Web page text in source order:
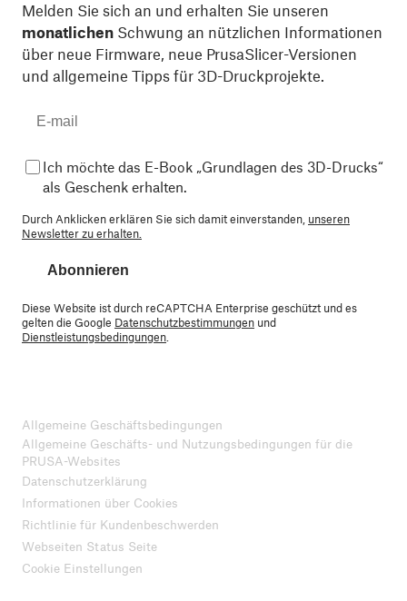
Melden Sie sich an und erhalten Sie unseren
monatlichen Schwung an nützlichen Informationen
über neue Firmware, neue PrusaSlicer-Versionen
und allgemeine Tipps für 3D-Druckprojekte.
Ich möchte das E-Book „Grundlagen des 3D-Drucks“
als Geschenk erhalten.
Durch Anklicken erklären Sie sich damit einverstanden, unseren
Newsletter zu erhalten.
Abonnieren
Diese Website ist durch reCAPTCHA Enterprise geschützt und es
gelten die Google Datenschutzbestimmungen und
Dienstleistungsbedingungen.
Allgemeine Geschäftsbedingungen
Allgemeine Geschäfts- und Nutzungsbedingungen für die
PRUSA-Websites
Datenschutzerklärung
Informationen über Cookies
Richtlinie für Kundenbeschwerden
Webseiten Status Seite
Cookie Einstellungen